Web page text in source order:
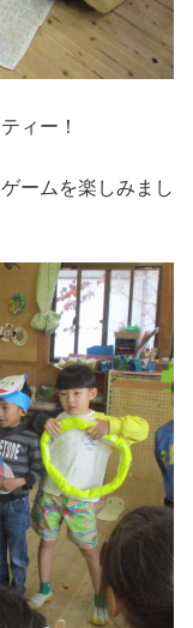
ィー！
ームを楽しみまし